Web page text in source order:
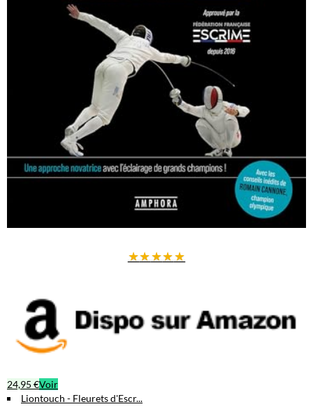
★★★★★
24,95 €Voir
Liontouch - Fleurets d'Escr...